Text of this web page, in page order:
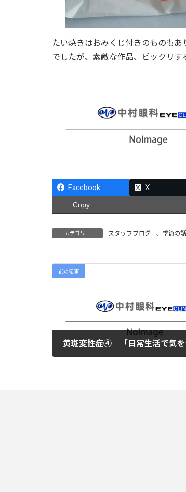
たい焼きはおみくじ付きのものも
でしたが、素敵な作品、ビックリす
Facebook X
Copy
カテゴリー スタッフブログ 、 季節の
前の記事